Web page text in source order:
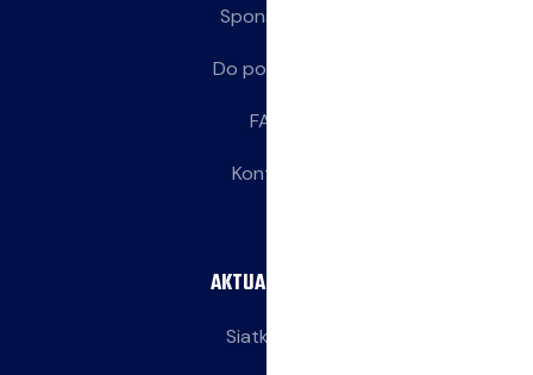
Sponsorzy
Do pobrania
FAQ
Kontakt
AKTUALNOŚCI
Siatkarze